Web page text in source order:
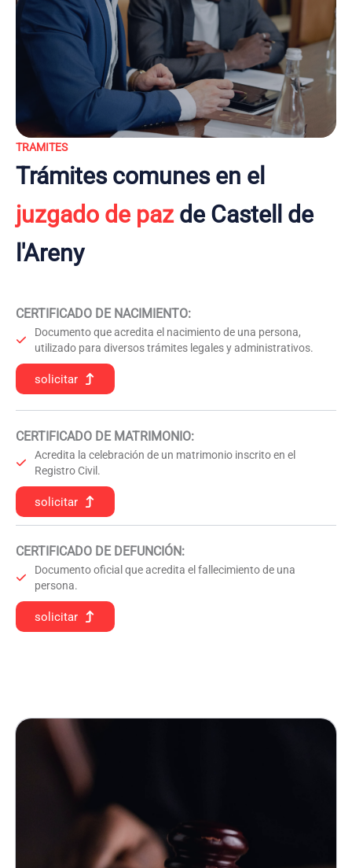
TRAMITES
Trámites comunes en el
juzgado de pazde Castell de
l'Areny
CERTIFICADO DE NACIMIENTO:
Documento que acredita el nacimiento de una persona,
utilizado para diversos trámites legales y administrativos.
solicitar
CERTIFICADO DE MATRIMONIO:
Acredita la celebración de un matrimonio inscrito en el
Registro Civil.
solicitar
CERTIFICADO DE DEFUNCIÓN:
Documento oficial que acredita el fallecimiento de una
persona.
solicitar